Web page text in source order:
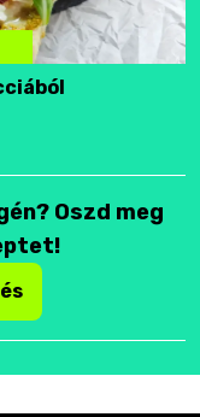
Oszd meg